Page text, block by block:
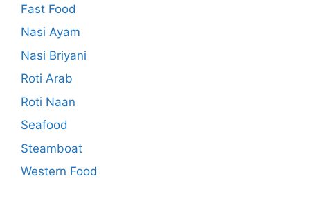
Fast Food
Nasi Ayam
Nasi Briyani
Roti Arab
Roti Naan
Seafood
Steamboat
Western Food